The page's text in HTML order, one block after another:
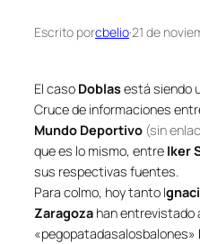
Escrito porcbelio·21 de
El caso Doblasestá siendo
Cruce de informaciones
Mundo Deportivo (sin
que es lo mismo, entre Iker
sus respectivas fuentes.
Para colmo, hoy tanto I
Zaragoza han entrevistado
«pegopatadasalosbalones»